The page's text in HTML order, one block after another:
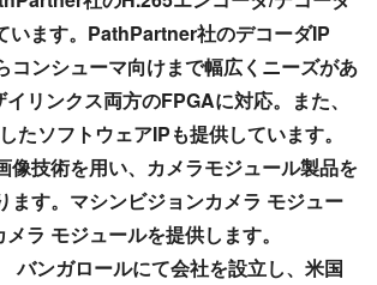
います。PathPartner社のデコーダIP
コンシューマ向けまで幅広くニーズがあ
リンクス両方のFPGAに対応。また、
たソフトウェアIPも提供しています。
像技術を用い、カメラモジュール製品を
ます。マシンビジョンカメラ モジュー
ラ モジュールを提供します。
ンガロールにて会社を設立し、米国